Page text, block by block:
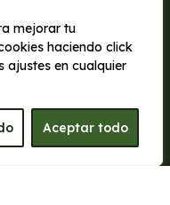
mejorar tu
haciendo click
ajustes en cualquier
Aceptar todo
Renting